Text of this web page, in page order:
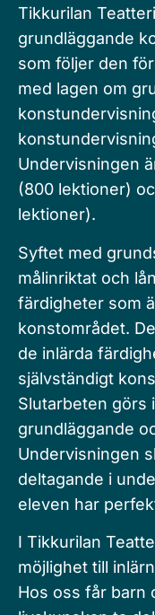
Tikkurilan
grundläggande
som följer den
med lagen om
Undervisningen
(800 lektioner)
lektioner).
Syftet med
målinriktat och
färdigheter som
konstområdet.
de inlärda
självständigt
Slutarbeten görs
grundläggande
Undervisningen
deltagande i
eleven har
I Tikkurilan
möjlighet till
Hos oss får barn